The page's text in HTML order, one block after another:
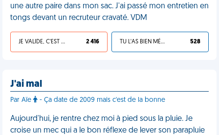
une autre paire dans mon sac. J'ai passé mon entretien en
tongs devant un recruteur cravaté. VDM
JE VALIDE, C'EST UNE VDM 2 416 TU L'AS BIEN MÉRITÉ 528
J'ai mal
Par Aïe - Ça date de 2009 mais c'est de la bonne
Aujourd'hui, je rentre chez moi à pied sous la pluie. Je
croise un mec qui a le bon réflexe de lever son parapluie